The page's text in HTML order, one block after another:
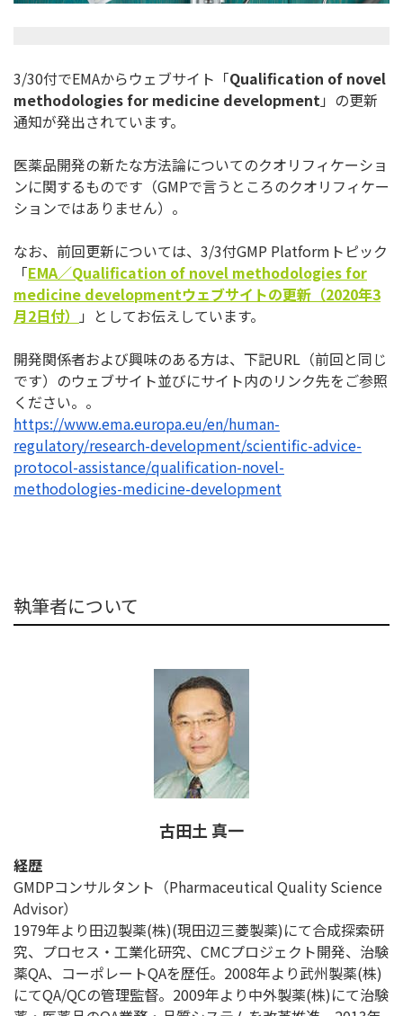
3/30付でEMAからウェブサイト「Qualification of novel
methodologies for medicine development」の更新
通知が発出されています。
医薬品開発の新たな方法論についてのクオリフィケーショ
ンに関するものです（GMPで言うところのクオリフィケー
ションではあり ません）。
なお、前回更新については、3/3付GMP Platformトピック
「EMA／Qualification of novel methodologies for
medicine developmentウェブサイトの更新（2020年3
月2日付）
」としてお伝えしています。
開発関係者および興味のある方は、下記URL（前回と同じ
です） のウェブサイト並びにサイト内のリンク先をご参照
ください。。
https://www.ema.europa.eu/en/human-
regulatory/research-development/scientific-advice-
protocol-assistance/qualification-novel-
methodologies-medicine-development
執筆者について
古田土 真一
経歴
GMDPコンサルタント（Pharmaceutical Quality Science
Advisor）
1979年より田辺製薬(株)(現田辺三菱製薬)にて合成探索研
究、プロセス・工業化研究、CMCプロジェクト開発、治験
薬QA、コーポレートQAを歴任。2008年より武州製薬(株)
にてQA/QCの管理監督。2009年より中外製薬(株)にて治験